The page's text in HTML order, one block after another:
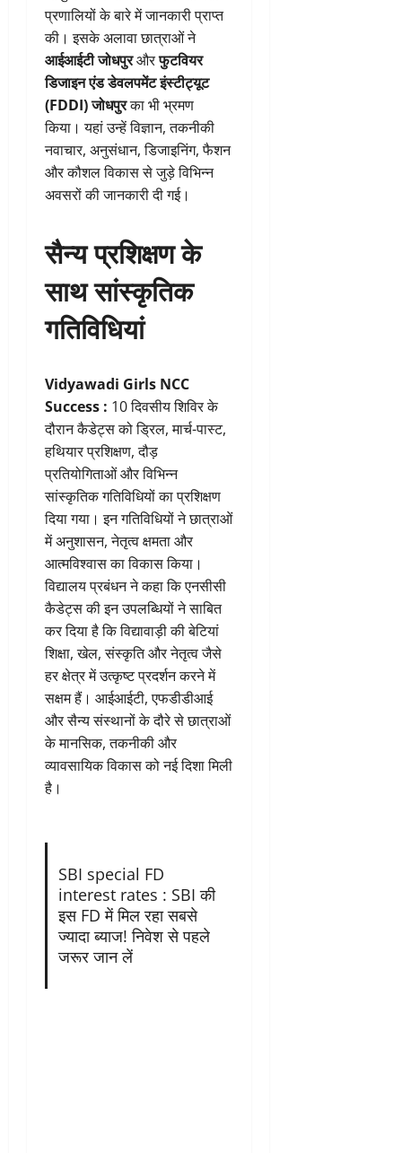
प्रणालियों के बारे में जानकारी प्राप्त
की। इसके अलावा छात्राओं ने
आईआईटी जोधपुरऔरफुटवियर
डिजाइन एंड डेवलपमेंट इंस्टीट्यूट
(FDDI) जोधपुरका भी भ्रमण
किया। यहां उन्हें विज्ञान, तकनीकी
नवाचार, अनुसंधान, डिजाइनिंग, फैशन
और कौशल विकास से जुड़े विभिन्न
अवसरों की जानकारी दी गई।
सैन्य प्रशिक्षण के
साथ सांस्कृतिक
गतिविधियां
Vidyawadi Girls NCC
Success : 10 दिवसीय शिविर के
दौरान कैडेट्स को ड्रिल, मार्च-पास्ट,
हथियार प्रशिक्षण, दौड़
प्रतियोगिताओं और विभिन्न
सांस्कृतिक गतिविधियों का प्रशिक्षण
दिया गया। इन गतिविधियों ने छात्राओं
में अनुशासन, नेतृत्व क्षमता और
आत्मविश्वास का विकास किया।
विद्यालय प्रबंधन ने कहा कि एनसीसी
कैडेट्स की इन उपलब्धियों ने साबित
कर दिया है कि विद्यावाड़ी की बेटियां
शिक्षा, खेल, संस्कृति और नेतृत्व जैसे
हर क्षेत्र में उत्कृष्ट प्रदर्शन करने में
सक्षम हैं। आईआईटी, एफडीडीआई
और सैन्य संस्थानों के दौरे से छात्राओं
के मानसिक, तकनीकी और
व्यावसायिक विकास को नई दिशा मिली
है।
SBI special FD
interest rates : SBI की
इस FD में मिल रहा सबसे
ज्यादा ब्याज! निवेश से पहले
जरूर जान लें